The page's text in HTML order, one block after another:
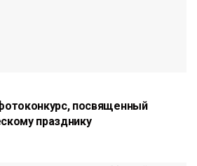
посвященный
празднику